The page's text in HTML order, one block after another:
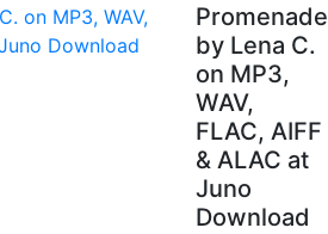
Promenade
by Lena C.
on MP3,
WAV,
FLAC, AIFF
& ALAC at
Juno
Download